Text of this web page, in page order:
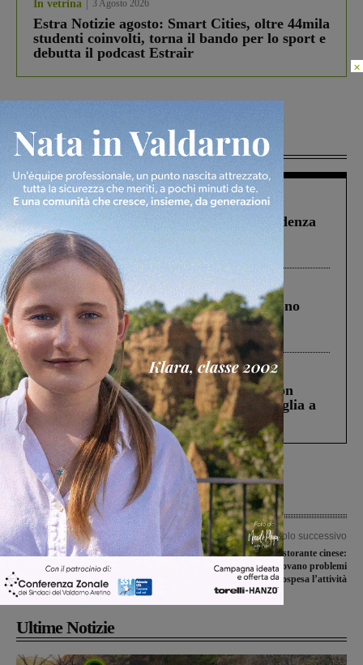
In vetrina 3 Agosto 2026
Estra Notizie agosto: Smart Cities, oltre 44mila
studenti coinvolti, torna il bando per lo sport e
debutta il podcast Estrair
Più lette
Figline Incisa Valdarno 1 Agosto 2026
Piscina di Figline finanziata oltre la scadenza
Pnrr, il gruppo di Fratelli d’Italia: “Un
ringraziamento al Governo”
Cronaca 4 Agosto 2026
Un anno fa la strage in A1 in cui morirono
Gianni, Giulia e Franco. Lo schianto, il
processo, lo stop ai sorpassi fra tir....
Cronaca 3 Agosto 2026
Scomparso da una struttura di Castiglion
Fiorentino l’uomo che aveva ucciso la figlia a
Levane nel 2020
Articolo precedente
Cade con il parapendio in un uliveto.
Portato a Careggi con il Pegaso
Articolo successivo
Controlli al ristorante cinese:
carabinieri e Asl trovano problemi
igienico – sanitari. Sospesa l’attività
Ultime Notizie
×